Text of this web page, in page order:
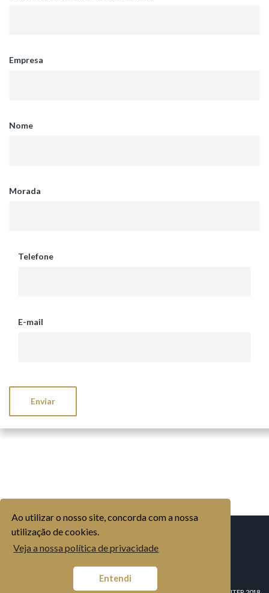
Ao utilizar o nosso site, concorda com a nossa
utilização de cookies.
Veja a nossa política de privacidade
Entendi
Empresa
Nome
Morada
Telefone
E-mail
EMPRESA HISTÓRIA ORGANIZAÇÃO
MARCAS AGRÍCOLA MERCADOS MOVICORTES, S.A.